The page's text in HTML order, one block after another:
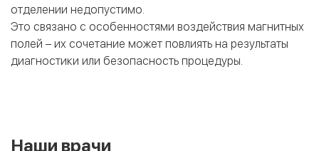
отделении недопустимо.
Это связано с особенностями воздействия магнитных
полей – их сочетание может повлиять на результаты
диагностики или безопасность процедуры.
Наши врачи